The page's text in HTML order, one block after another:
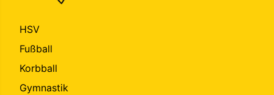
HSV
Fußball
Korbball
Gymnastik